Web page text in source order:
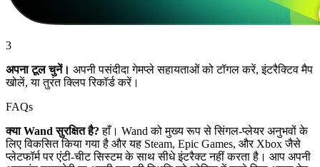
3
अपना टूल चुनें। अपनी पसंदीदा गेमप्ले सहायताओं को टॉगल करें, इंटरैक्टिव मैप
खोलें, या तुरंत क्लिप रिकॉर्ड करें।
FAQs
क्या Wand सुरक्षित है? हाँ। Wand को मुख्य रूप से सिंगल-प्लेयर अनुभवों के
लिए विकसित किया गया है और यह Steam, Epic Games, और Xbox जैसे
प्लेटफॉर्म पर एंटी-चीट सिस्टम के साथ सीधे इंटरैक्ट नहीं करता है। आप अपनी